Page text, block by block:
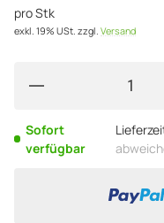
pro Stk
exkl. 19% USt. zzgl. Versand
Sofort
verfügbar